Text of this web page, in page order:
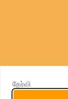
தேர்வி